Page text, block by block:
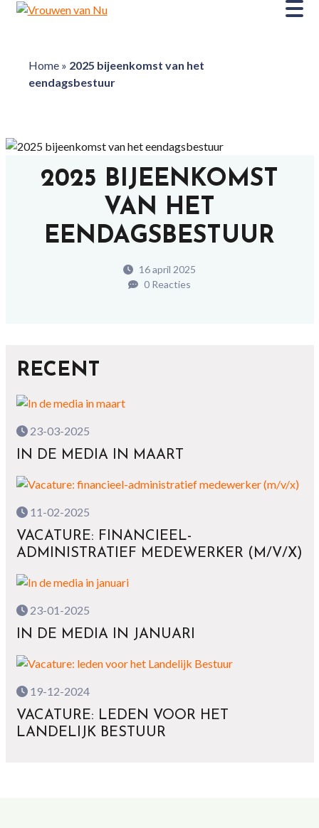
Home» 2025 bijeenkomst van het
eendagsbestuur
2025 BIJEENKOMST
VAN HET
EENDAGSBESTUUR
16 april 2025
0 Reacties
RECENT
23-03-2025
IN DE MEDIA IN MAART
11-02-2025
VACATURE: FINANCIEEL-
ADMINISTRATIEF MEDEWERKER (M/V/X)
23-01-2025
IN DE MEDIA IN JANUARI
19-12-2024
VACATURE: LEDEN VOOR HET
LANDELIJK BESTUUR